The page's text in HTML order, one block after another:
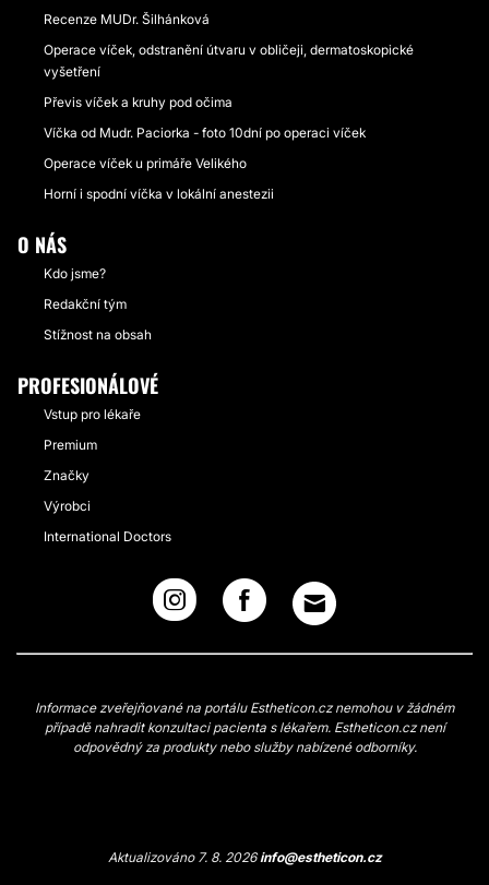
Recenze MUDr. Šilhánková
Operace víček, odstranění útvaru v obličeji, dermatoskopické
vyšetření
Převis víček a kruhy pod očima
Víčka od Mudr. Paciorka - foto 10dní po operaci víček
Operace víček u primáře Velikého
Horní i spodní víčka v lokální anestezii
O NÁS
Kdo jsme?
Redakční tým
Stížnost na obsah
PROFESIONÁLOVÉ
Vstup pro lékaře
Premium
Značky
Výrobci
International Doctors
Informace zveřejňované na portálu Estheticon.cz nemohou v žádném
případě nahradit konzultaci pacienta s lékařem. Estheticon.cz není
odpovědný za produkty nebo služby nabízené odborníky.
Aktualizováno 7. 8. 2026info@estheticon.cz